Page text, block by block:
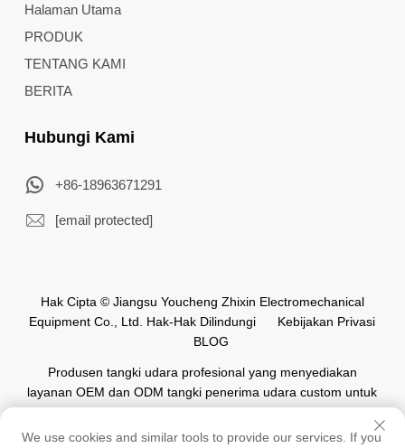
Halaman Utama
PRODUK
TENTANG KAMI
BERITA
Hubungi Kami
+86-18963671291
[email protected]
Hak Cipta © Jiangsu Youcheng Zhixin Electromechanical
Equipment Co., Ltd. Hak-Hak Dilindungi
Kebijakan Privasi
BLOG
Produsen tangki udara profesional yang menyediakan
layanan OEM dan ODM tangki penerima udara custom untuk
industri otomasi di seluruh dunia.
We use cookies and similar tools to provide our services. If you